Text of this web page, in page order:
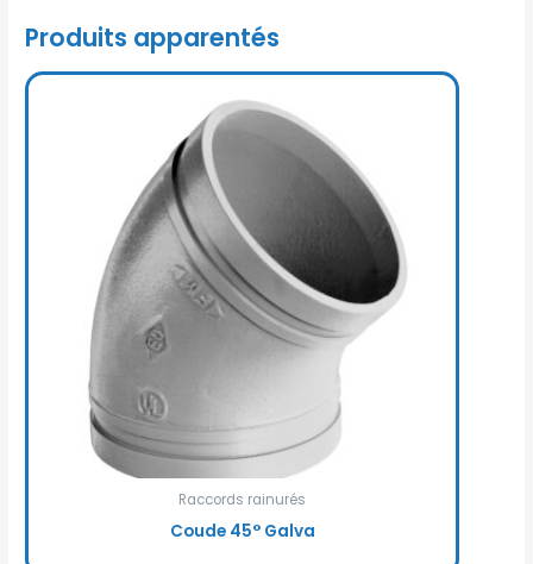
Produits apparentés
Raccords rainurés
Coude 45° Galva